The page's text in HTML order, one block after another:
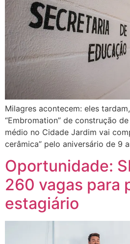
Milagres acontecem: eles
“Embromation” de construção
médio no Cidade Jardim vai
cerâmica” pelo aniversário de 9
Oportunidade:
260 vagas para
estagiário